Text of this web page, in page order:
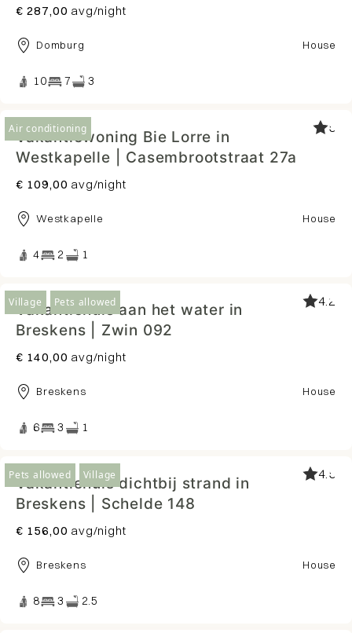
€ 287,00 avg/night
Domburg House
10 7 3
Air conditioning
Vakantiewoning Bie Lorre in
Westkapelle | Casembrootstraat 27a
5
€ 109,00 avg/night
Westkapelle House
4 2 1
Village Pets allowed
Vakantiehuis aan het water in
Breskens | Zwin 092
4.2
€ 140,00 avg/night
Breskens House
6 3 1
Pets allowed Village
Vakantiehuis dichtbij strand in
Breskens | Schelde 148
4.5
€ 156,00 avg/night
Breskens House
8 3 2.5